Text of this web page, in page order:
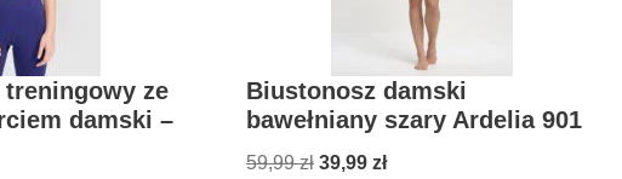
ze
damski –
Biustonosz damski
bawełniany szary Ardelia 901
59,99zł 39,99 zł